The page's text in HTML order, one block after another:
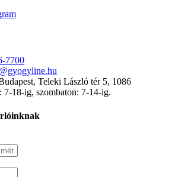
7700
Teleki László tér 5, 1086
7-18-ig, szombaton: 7-14-ig.